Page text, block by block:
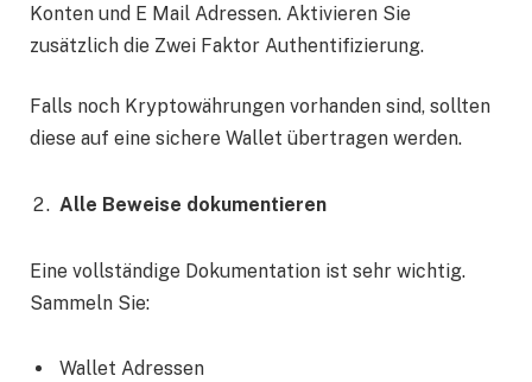
Konten und E Mail Adressen. Aktivieren Sie
zusätzlich die Zwei Faktor Authentifizierung.
Falls noch Kryptowährungen vorhanden sind, sollten
diese auf eine sichere Wallet übertragen werden.
Alle Beweise dokumentieren
Eine vollständige Dokumentation ist sehr wichtig.
Sammeln Sie:
Wallet Adressen